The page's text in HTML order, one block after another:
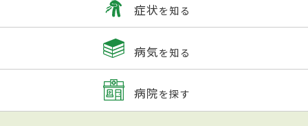
症状を知る
病気を知る
病院を探す